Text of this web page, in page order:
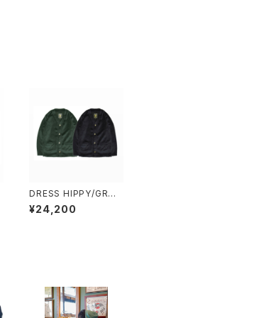
DRESS HIPPY/GRUN
GE KNIT CARDIGAN
¥24,200